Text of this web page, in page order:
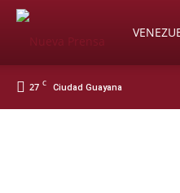
Soy
27 C Ciudad Guayana